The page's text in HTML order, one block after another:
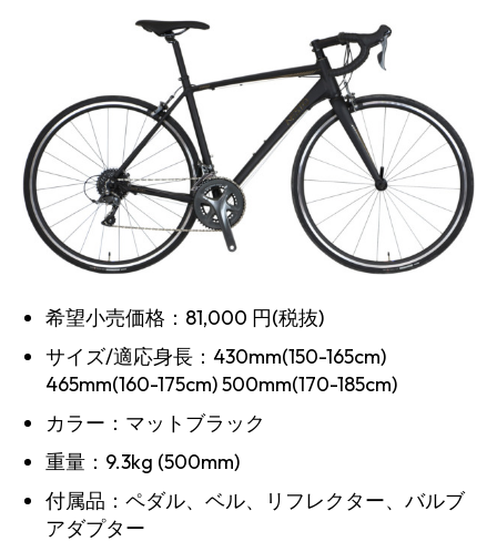
希望小売価格：81,000 円(税抜)
サイズ/適応身長：430mm(150-165cm)
465mm(160-175cm) 500mm(170-185cm)
カラー：マットブラック
重量：9.3kg (500mm)
付属品：ペダル、ベル、リフレクター、バルブ
アダプター